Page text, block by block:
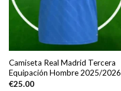
Camiseta Real Madrid Tercera
Equipación Hombre 2025/2026
€25.00